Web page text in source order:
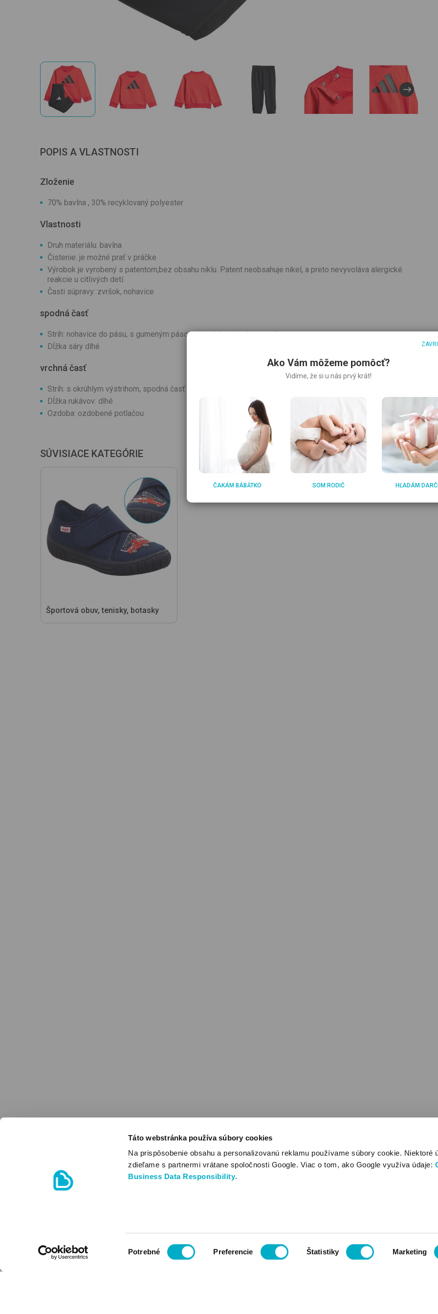
Táto webstránka používa súbory cookies
Na prispôsobenie obsahu a personalizovanú reklamu používame súbory cookie. Niektoré
zdieľame s partnermi vrátane spoločnosti Google. Viac o tom, ako Google využíva údaje:
Business Data Responsibility.
Potrebné Preferencie Štatistiky Marketing
POPIS A VLASTNOSTI
Zloženie
70% bavlna , 30% recyklovaný polyester
Vlastnosti
Druh materiálu: bavlna
Čistenie: je možné prať v práčke
Výrobok je vyrobený s patentom,bez obsahu niklu. Patent neobsahuje nikel, a preto nevyvoláva alergické
reakcie u citlivých detí.
Časti súpravy: zvršok, nohavice
spodná časť
Strih: nohavice do pásu, s gumeným pásom, spodok nohavíc s manžetou
Dĺžka sáry dlhé
vrchná časť
Strih: s okrúhlym výstrihom, spodná časť rukávov je stiahnutá, na ramenách na patenty
Dĺžka rukávov: dlhé
Ozdoba: ozdobené potlačou
SÚVISIACE KATEGÓRIE
Športová obuv, tenisky, botasky
Ako Vám môžeme pomôcť?
Vidíme, že si u nás prvý krát!
ČAKÁM BÁBÄTKO SOM RODIČ HĽADÁM